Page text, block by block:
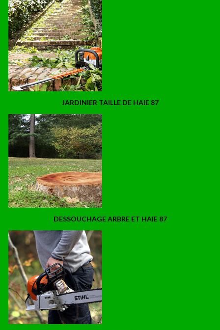
JARDINIER TAILLE DE HAIE 87
DESSOUCHAGE ARBRE ET HAIE 87